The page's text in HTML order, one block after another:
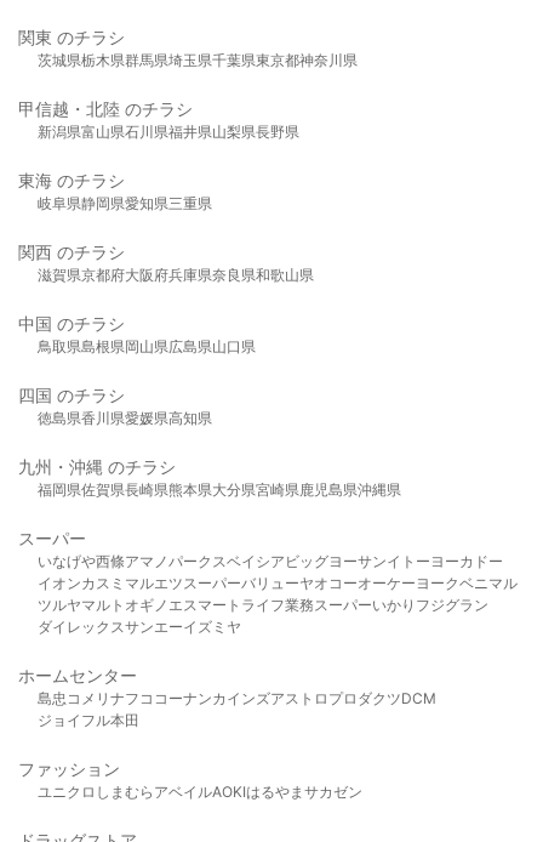
関東 のチラシ
茨城県栃木県群馬県埼玉県千葉県東京都神奈川県
甲信越・北陸 のチラシ
新潟県富山県石川県福井県山梨県長野県
東海 のチラシ
岐阜県静岡県愛知県三重県
関西 のチラシ
滋賀県京都府大阪府兵庫県奈良県和歌山県
中国 のチラシ
鳥取県島根県岡山県広島県山口県
四国 のチラシ
徳島県香川県愛媛県高知県
九州・沖縄 のチラシ
福岡県佐賀県長崎県熊本県大分県宮崎県鹿児島県沖縄県
スーパー
いなげや西條アマノパークスベイシア ビッグヨーサンイトーヨーカドー
イオンカスミ マルエツスーパーバリューヤオコーオーケー ヨークベニマル
ツルヤマルト オギノ エスマート ライフ業務スーパーいかり フジグラン
ダイレックスサンエーイズミヤ
ホームセンター
島忠 コメリ ナフコ コーナンカインズアストロプロダクツDCM
ジョイフル本田
ファッション
ユニクロ しまむら アベイルAOKIはるやま サカゼン